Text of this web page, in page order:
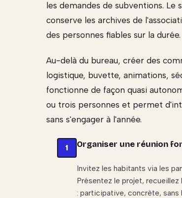
les demandes de subventions.
conserve les archives de
des personnes fiables sur la durée.
Au-delà du bureau, créer des
logistique, buvette, animations,
fonctionne de façon quasi
ou trois personnes et permet
sans s'engager à l'année.
Organiser une réunion
Invitez les habitants via les
Présentez le projet,
: participative, concrète, sans